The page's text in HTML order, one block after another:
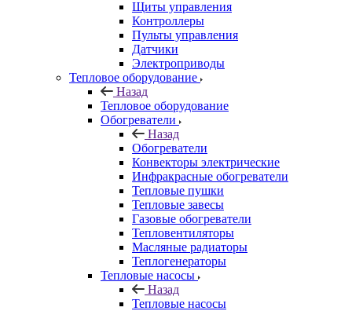
Щиты управления
Контроллеры
Пульты управления
Датчики
Электроприводы
Тепловое оборудование
Назад
Тепловое оборудование
Обогреватели
Назад
Обогреватели
Конвекторы электрические
Инфракрасные обогреватели
Тепловые пушки
Тепловые завесы
Газовые обогреватели
Тепловентиляторы
Масляные радиаторы
Теплогенераторы
Тепловые насосы
Назад
Тепловые насосы